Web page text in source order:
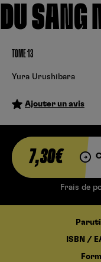
DU
TOME 13
Yura Urushibara
Ajouter un avis
7,30€
Frais de
ISBN /